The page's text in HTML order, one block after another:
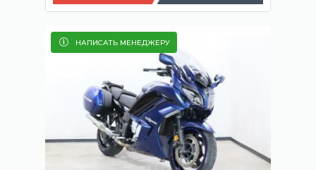
НАПИСАТЬ МЕНЕДЖЕРУ